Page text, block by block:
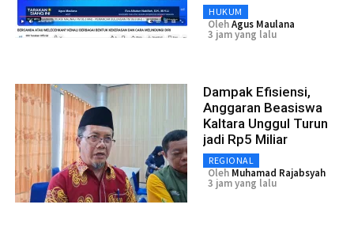
HUKUM
OlehAgus Maulana
3 jam yang lalu
Dampak Efisiensi,
Anggaran Beasiswa
Kaltara Unggul Turun
jadi Rp5 Miliar
REGIONAL
Oleh Muhamad Rajabsyah
3 jam yang lalu